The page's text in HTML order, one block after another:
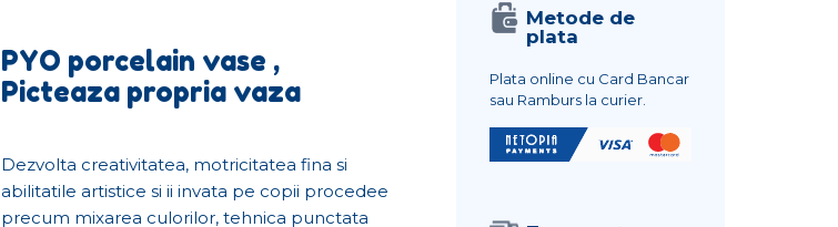
PYO porcelain vase ,
Picteaza propria vaza
Dezvolta creativitatea, motricitatea fina si
abilitatile artistice si ii invata pe copii procedee
precum mixarea culorilor, tehnica punctata
Metode de
plata
Plata online cu Card Bancar
sau Ramburs la curier.